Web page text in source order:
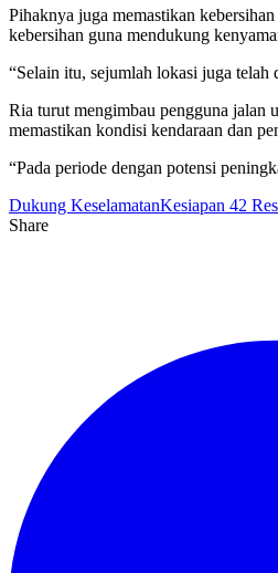
Pihaknya juga memastikan
kebersihan guna mendukung
“Selain itu, sejumlah lokasi juga
Ria turut mengimbau pengguna jalan
memastikan kondisi kendaraan dan
“Pada periode dengan potensi
Dukung KeselamatanKesiapan 42
Share